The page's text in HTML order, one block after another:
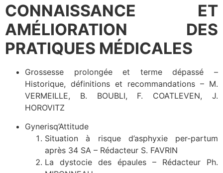
CONNAISSANCE ET
AMÉLIORATION DES
PRATIQUES MÉDICALES
Grossesse prolongée et terme dépassé –
Historique, définitions et recommandations – M.
VERMEILLE, B. BOUBLI, F. COATLEVEN, J.
HOROVITZ
Gynerisq’Attitude
Situation à risque d’asphyxie per-partum
après 34 SA – Rédacteur S. FAVRIN
La dystocie des épaules – Rédacteur Ph.